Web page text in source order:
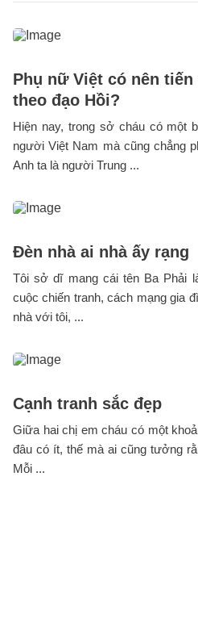
Phụ nữ Việt có nên
theo đạo Hồi?
Hiện nay, trong sở cháu có một
người Việt Nam mà cũng chẳng
Anh ta là người Trung ...
Đèn nhà ai nhà ấy rạng
Tôi sở dĩ mang cái tên Ba Phải
cuộc chiến tranh, cách mạng gia
nhà với tôi, ...
Cạnh tranh sắc đẹp
Giữa hai chị em cháu có một
đâu có ít, thế mà ai cũng tưởng
Mỗi ...